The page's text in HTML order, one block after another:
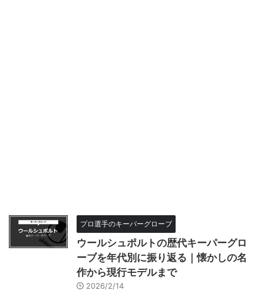
プロ選手のキーパーグローブ
ウールシュポルトの歴代キーパーグロ
ーブを年代別に振り返る｜懐かしの名
作から現行モデルまで
2026/2/14